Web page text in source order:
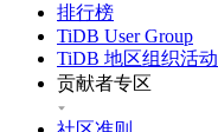
排行榜
TiDB User Group
TiDB 地区组织活动
贡献者专区